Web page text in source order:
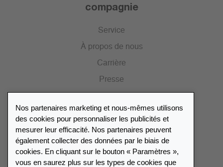
compagnie
Service
À propos de nous
Carrière
Presse
Portail des revendeurs
Répertoire des revendeurs
Nos partenaires marketing et nous-mêmes utilisons
des cookies pour personnaliser les publicités et
mesurer leur efficacité. Nos partenaires peuvent
également collecter des données par le biais de
cookies. En cliquant sur le bouton « Paramètres »,
vous en saurez plus sur les types de cookies que